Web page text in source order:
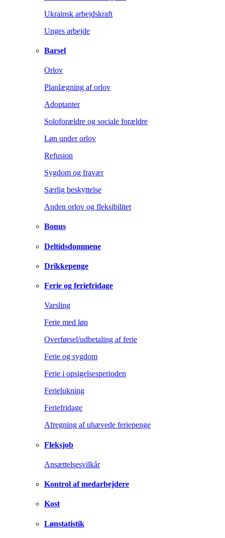
Ukrainsk arbejdskraft
Unges arbejde
Barsel
Orlov
Planlægning af orlov
Adoptanter
Soloforældre og sociale forældre
Løn under orlov
Refusion
Sygdom og fravær
Særlig beskyttelse
Anden orlov og fleksibilitet
Bonus
Deltidsdommene
Drikkepenge
Ferie og feriefridage
Varsling
Ferie med løn
Overførsel/udbetaling af ferie
Ferie og sygdom
Ferie i opsigelsesperioden
Ferielukning
Feriefridage
Afregning af uhævede feriepenge
Fleksjob
Ansættelsesvilkår
Kontrol af medarbejdere
Kost
Lønstatistik